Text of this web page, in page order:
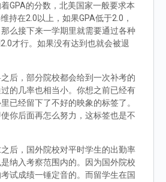
GPA的分数，北美国家一般要求本
持在2.0以上，如果GPA低于2.0，
么接下来一学期里就需要通过各种
才行。如果没有达到也就会被退
后，部分院校都会给到一次补考的
的几率也相当小。你想之前已经有
已经留下了不好的映象的标签了。
你后面再怎么努力，这标签也是不
后，国外院校对平时学生的出勤率
纳入考察范围内的。因为国外院校
试成绩一锤定音的。而留学生在国